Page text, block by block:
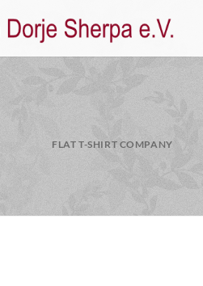
FLAT T-SHIRT COMPANY